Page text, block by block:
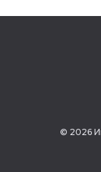
© 2026